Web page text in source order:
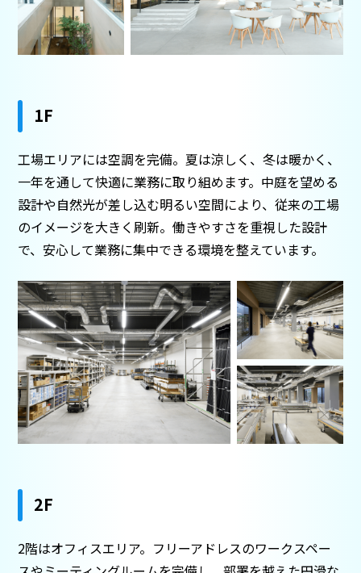
1F
工場エリアには空調を完備。夏は涼しく、冬は暖かく、
一年を通して快適に業務に取り組めます。中庭を望める
設計や自然光が差し込む明るい空間により、従来の工場
のイメージを大きく刷新。働きやすさを重視した設計
で、安心して業務に集中できる環境を整えています。
2F
2階はオフィスエリア。フリーアドレスのワークスペー